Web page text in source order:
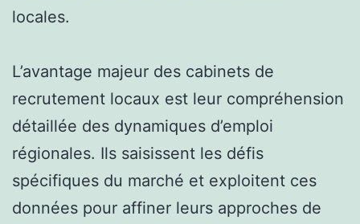
locales.
L’avantage majeur des cabinets de
recrutement locaux est leur compréhension
détaillée des dynamiques d’emploi
régionales. Ils saisissent les défis
spécifiques du marché et exploitent ces
données pour affiner leurs approches de